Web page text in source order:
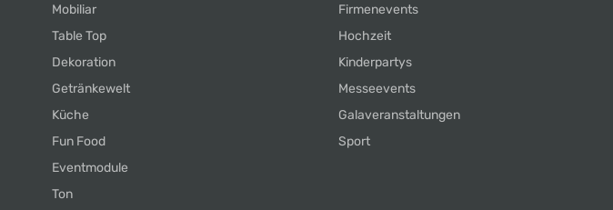
Mobiliar
Table Top
Dekoration
Getränkewelt
Küche
Fun Food
Eventmodule
Ton
Firmenevents
Hochzeit
Kinderpartys
Messeevents
Galaveranstaltungen
Sport